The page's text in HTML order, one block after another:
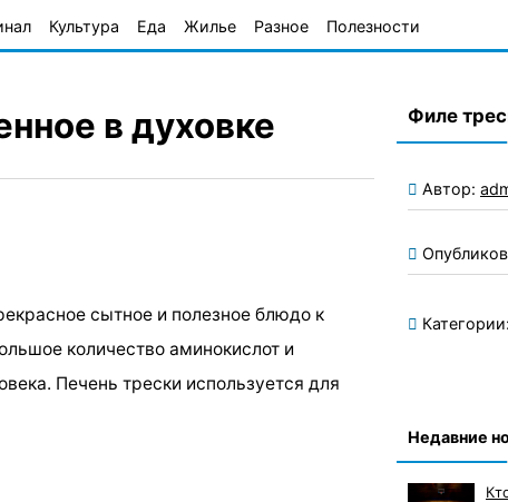
Культура Еда Жилье Разное Полезности
в духовке
сытное и полезное блюдо к
количество аминокислот и
Печень трески используется для
Филе
Автор:
Категории:
Недавние